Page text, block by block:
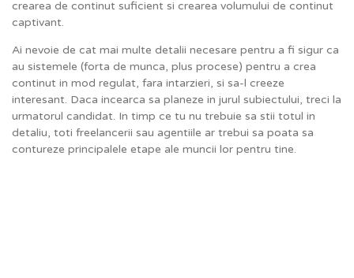
crearea de continut suficient si crearea volumului de continut
captivant.
Ai nevoie de cat mai multe detalii necesare pentru a fi sigur ca
au sistemele (forta de munca, plus procese) pentru a crea
continut in mod regulat, fara intarzieri, si sa-l creeze
interesant. Daca incearca sa planeze in jurul subiectului, treci la
urmatorul candidat. In timp ce tu nu trebuie sa stii totul in
detaliu, toti freelancerii sau agentiile ar trebui sa poata sa
contureze principalele etape ale muncii lor pentru tine.